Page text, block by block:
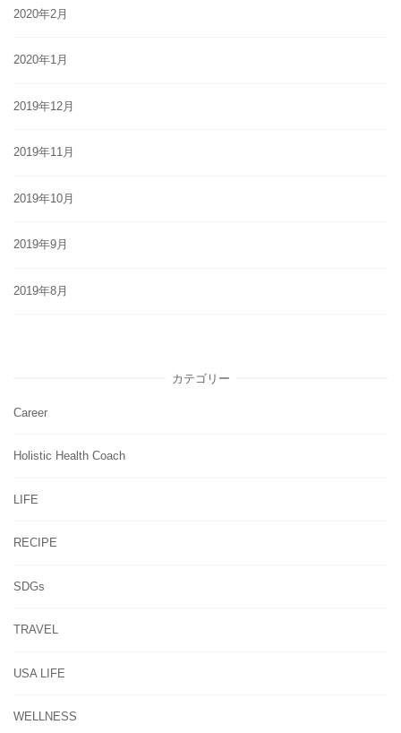
2020年2月
2020年1月
2019年12月
2019年11月
2019年10月
2019年9月
2019年8月
カテゴリー
Career
Holistic Health Coach
LIFE
RECIPE
SDGs
TRAVEL
USA LIFE
WELLNESS